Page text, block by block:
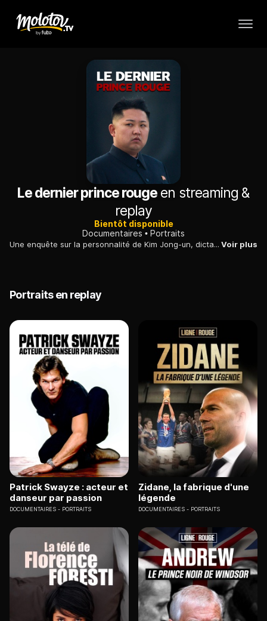
Le dernier prince rouge en streaming &
replay
Bientôt disponible
Documentaires
Portraits
Une enquête sur la personnalité de Kim Jong-un, dictateur de Corée du Nord et maître d'univers d'espions, d'agents d'influence et de diplomates officieux. Voir plus
Portraits en replay
Patrick Swayze : acteur et
danseur par passion
DOCUMENTAIRES PORTRAITS
Zidane, la fabrique d'une
légende
DOCUMENTAIRES PORTRAITS